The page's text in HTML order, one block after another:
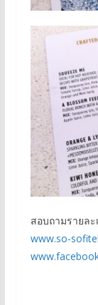
สอบถามรายละ
www.so-